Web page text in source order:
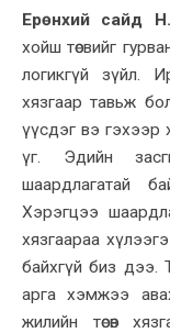
Ерөнхий сайд
хойш төсвийг
логикгүй зүйл.
хязгаар тавьж
үүсдэг вэ гэхээр
үг. Эдийн
шаардлагатай
Хэрэгцээ
хязгаараа
байхгүй биз дээ.
арга хэмжээ
жилийн төсөв